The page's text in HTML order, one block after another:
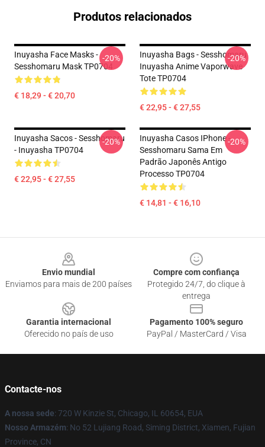
Produtos relacionados
Inuyasha Face Masks -
Sesshomaru Mask TP0704
€ 18,29 - € 20,70
-20%
Inuyasha Bags - Sesshomaru
Inuyasha Anime Vaporwave
Tote TP0704
€ 22,95 - € 27,55
-20%
Inuyasha Sacos - Sesshomaru
- Inuyasha TP0704
€ 22,95 - € 27,55
-20%
Inuyasha Casos IPhone -
Sesshomaru Sama Em
Padrão Japonês Antigo
Processo TP0704
€ 14,81 - € 16,10
-20%
Envio mundial
Enviamos para mais de 200 países
Compre com confiança
Protegido 24/7, do clique à
entrega
Garantia internacional
Oferecido no país de uso
Pagamento 100% seguro
PayPal / MasterCard / Visa
Contacte-nos
A nossa sede: 720 W Kinzie St, Chicago, IL 60654, EUA
Nosso Armazém: No 52 Lujiang Road, Siming District, Xiamen, Fujian
Province, CN